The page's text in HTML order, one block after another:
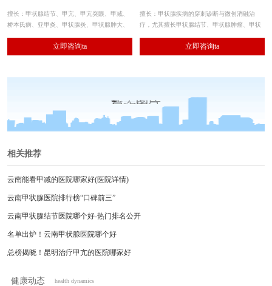
擅长：甲状腺结节、甲亢、甲亢突眼、甲减、
桥本氏病、亚甲炎、甲状腺炎、甲状腺肿大、
升了甲状腺疾病的临床诊疗效果，让众多患者
摆脱了病情反复发作的折磨。
立即咨询ta
擅长：甲状腺疾病的穿刺诊断与微创消融治
疗，尤其擅长甲状腺结节、甲状腺肿瘤、甲状
保腺治疗；消融操作精细，消融术后处理规范
周到，恢复快、无复发，分病分型为患者制定
立即咨询ta
相关推荐
云南能看甲减的医院哪家好(医院详情)
云南甲状腺医院排行榜“口碑前三”
云南甲状腺结节医院哪个好-热门排名公开
名单出炉！云南甲状腺医院哪个好
总榜揭晓！昆明治疗甲亢的医院哪家好
健康动态 health dynamics